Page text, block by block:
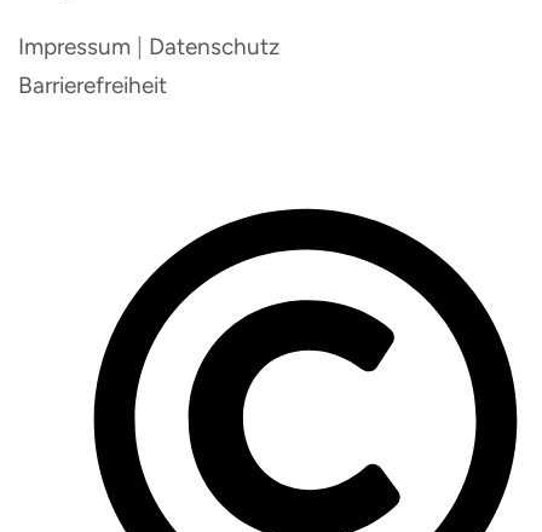
Impressum | Datenschutz
Barrierefreiheit